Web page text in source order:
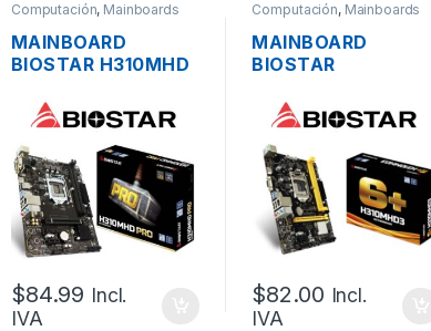
Computación, Mainboards
MAINBOARD
BIOSTAR H310MHD
DDR4, VIDEO VGA /
HDMI / DVI-D, USB
3.0, 2X PCI-E X1
$84.99 Incl.
IVA
Computación, Mainboards
MAINBOARD
BIOSTAR
8VA 9NA GEN /
DDR3/ VIDEO VGA /
HDMI / USB 3.0,
PUERTO LAN / 1 X
PCI-E 3.0 / 2 X PCI-
E 2.0
$82.00 Incl.
IVA